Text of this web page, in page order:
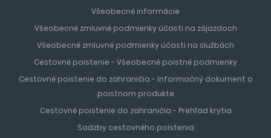
Všeobecné informácie
Všeobecné zmluvné podmienky účasti na zájazdoch
Všeobecné zmluvné podmienky účasti na službách
Cestovné poistenie - Všeobecné poistné podmienky
Cestovné poistenie do zahraničia - Informačný dokument o
poistnom produkte
Cestovné poistenie do zahraničia - Prehľad krytia
Sadzby cestovného poistenia